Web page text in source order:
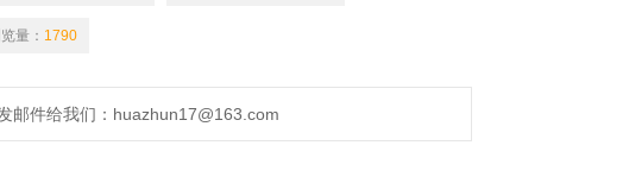
量： 1790
邮件给我们：huazhun17@163.com